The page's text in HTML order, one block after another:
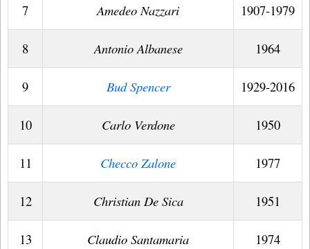
7 Amedeo Nazzari 1907-1979
8 Antonio Albanese 1964
9 Bud Spencer 1929-2016
10 Carlo Verdone 1950
11 Checco Zalone 1977
12 Christian De Sica 1951
13 Claudio Santamaria 1974